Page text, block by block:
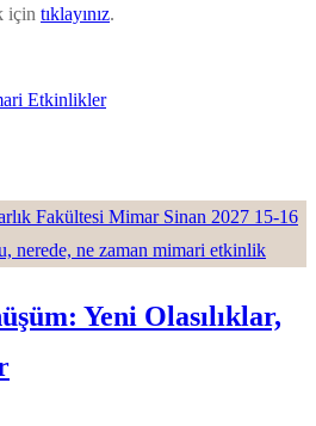
için tıklayınız.
Etkinlikler
Yeni Olasılıklar,